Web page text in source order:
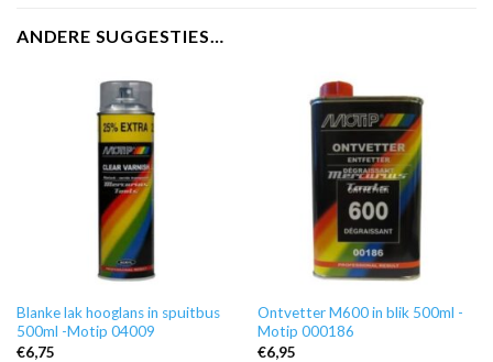
ANDERE SUGGESTIES…
Blanke lak hooglans in spuitbus
500ml -Motip 04009
€6,75
Ontvetter M600 in blik 500ml -
Motip 000186
€6,95